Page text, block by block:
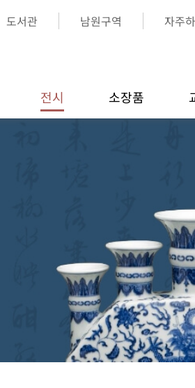
도서관 남원구역 자주
전시 소장품